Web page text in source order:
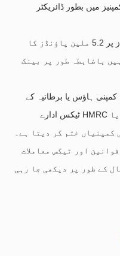
میں بطور ڈائریکٹر
برطانوی عدالت کی جانب سے حسن نواز پر 5.2 ملین پاؤنڈز کا
باضابطہ طور پر بینک
کمپنی ہاؤس یا برطانیہ کے
ٹیکس ادارے HMRC کے ذریعے کیا جاتا ہے، جو ڈیفالٹ یا
کمپنیاں ختم کر دیتا ہے۔
اور ٹیکس معاملات
کے طور پر دیکھی جا رہی